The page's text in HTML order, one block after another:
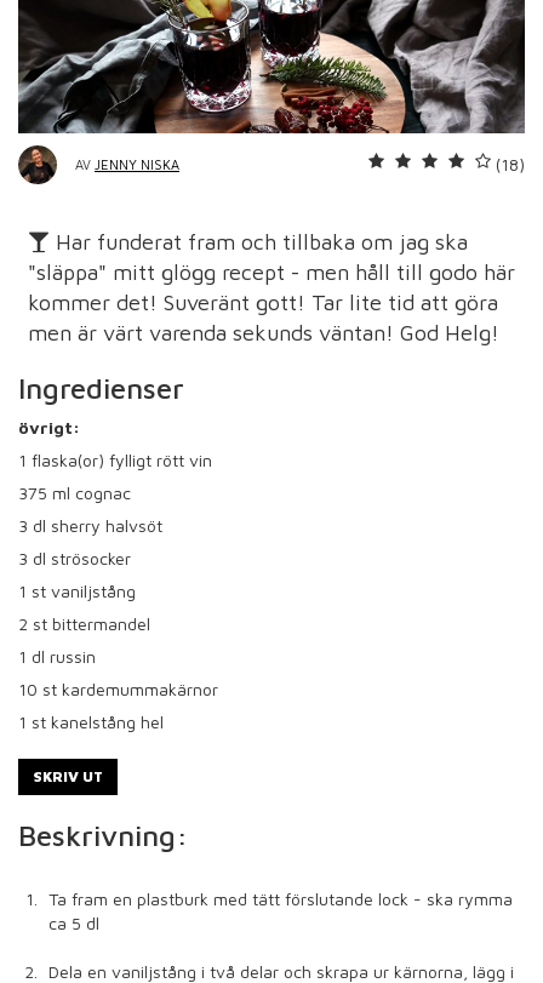
AV JENNY NISKA (18)
Har funderat fram och tillbaka om jag ska
"släppa" mitt glögg recept - men håll till godo här
kommer det! Suveränt gott! Tar lite tid att göra
men är värt varenda sekunds väntan! God Helg!
Ingredienser
övrigt:
1 flaska(or) fylligt rött vin
375 ml cognac
3 dl sherry halvsöt
3 dl strösocker
1 st vaniljstång
2 st bittermandel
1 dl russin
10 st kardemummakärnor
1 st kanelstång hel
SKRIV UT
Beskrivning:
Ta fram en plastburk med tätt förslutande lock - ska rymma
ca 5 dl
Dela en vaniljstång i två delar och skrapa ur kärnorna, lägg i